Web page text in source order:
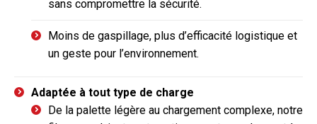
sans compromettre la sécurité.
Moins de gaspillage, plus d’efficacité logistique et
un geste pour l’environnement.
Adaptée à tout type de charge
De la palette légère au chargement complexe, notre